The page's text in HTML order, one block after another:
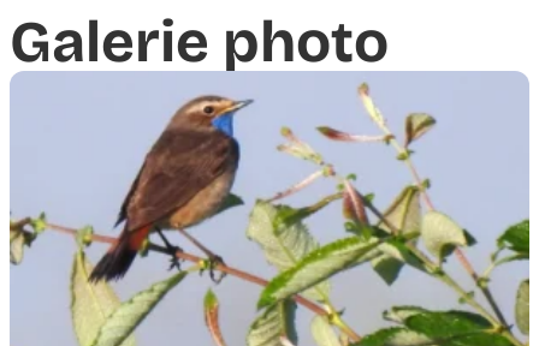
Galerie photo